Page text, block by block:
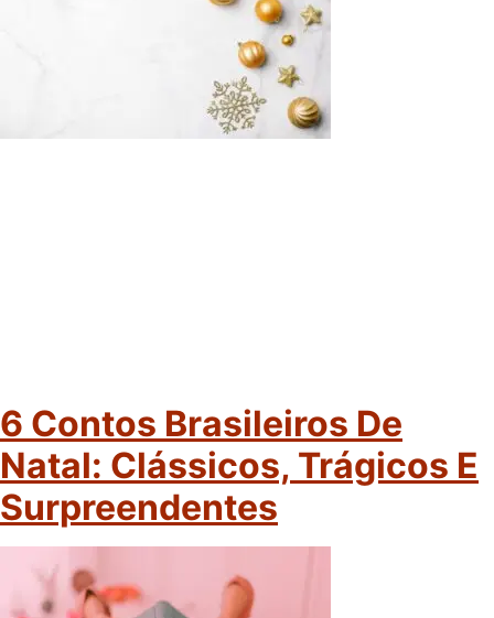
6 Contos Brasileiros De
Natal: Clássicos, Trágicos E
Surpreendentes